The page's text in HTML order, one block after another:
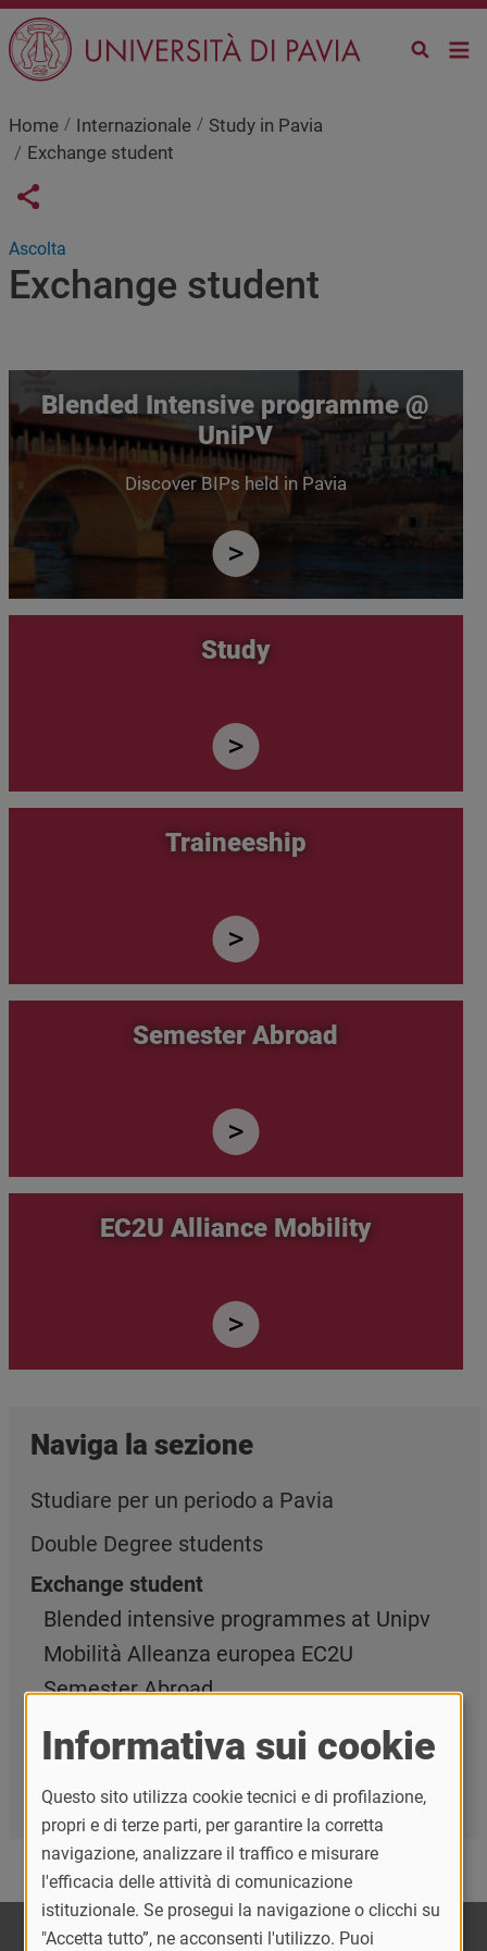
Salta al contenuto principale
Home Internazionale
Study in Pavia
Exchange student
Links condivisione social
Share button
Ascolta
Exchange student
Blended Intensive programme @
UniPV
Discover BIPs held in Pavia
Study
Traineeship
Semester Abroad
EC2U Alliance Mobility
Naviga la sezione
Studiare per un periodo a Pavia
Double Degree students
Exchange student
Blended intensive programmes at Unipv
Mobilità Alleanza europea EC2U
Semester Abroad
Study
Traineeship
Learn Italian
Informativa sui cookie
Questo sito utilizza cookie tecnici e di profilazione,
propri e di terze parti, per garantire la corretta
navigazione, analizzare il traffico e misurare
l'efficacia delle attività di comunicazione
istituzionale. Se prosegui la navigazione o clicchi su
"Accetta tutto”, ne acconsenti l'utilizzo. Puoi